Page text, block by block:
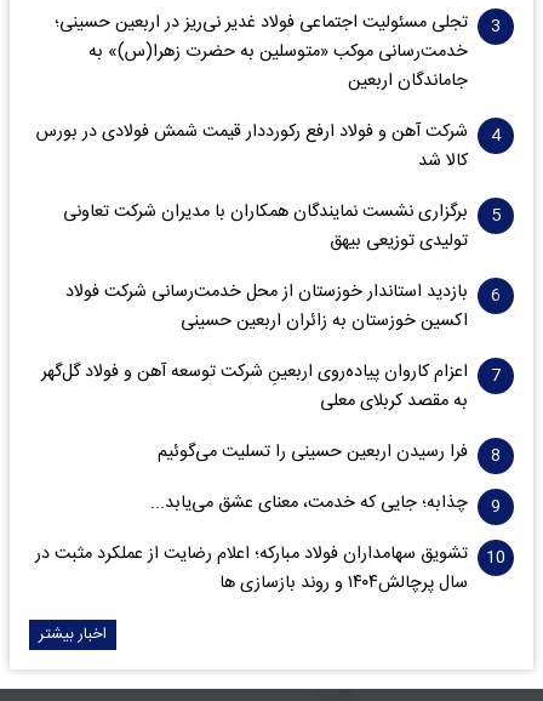
تجلی مسئولیت اجتماعی فولاد غدیر نی‌ریز در اربعین حسینی؛
خدمت‌رسانی موکب «متوسلین به حضرت زهرا(س)» به
جاماندگان اربعین
شرکت آهن و فولاد ارفع رکورددار قیمت شمش فولادی در بورس
کالا شد
برگزاری نشست نمایندگان همکاران با مدیران شرکت تعاونی
تولیدی توزیعی بیهق
بازدید استاندار خوزستان از محل خدمت‌رسانی شرکت فولاد
اکسین خوزستان به زائران اربعین حسینی
اعزام کاروان پیاده‌روی اربعینِ شرکت توسعه آهن و فولاد گل‌گهر
به مقصد کربلای معلی
فرا رسیدن اربعین حسینی را تسلیت می‌گوئیم
چذابه؛ جایی که خدمت، معنای عشق می‌یابد...
تشویق سهامداران فولاد مبارکه؛ اعلام رضایت از عملکرد مثبت در
سال پرچالش۱۴۰۴ و روند بازسازی ها
اخبار بیشتر